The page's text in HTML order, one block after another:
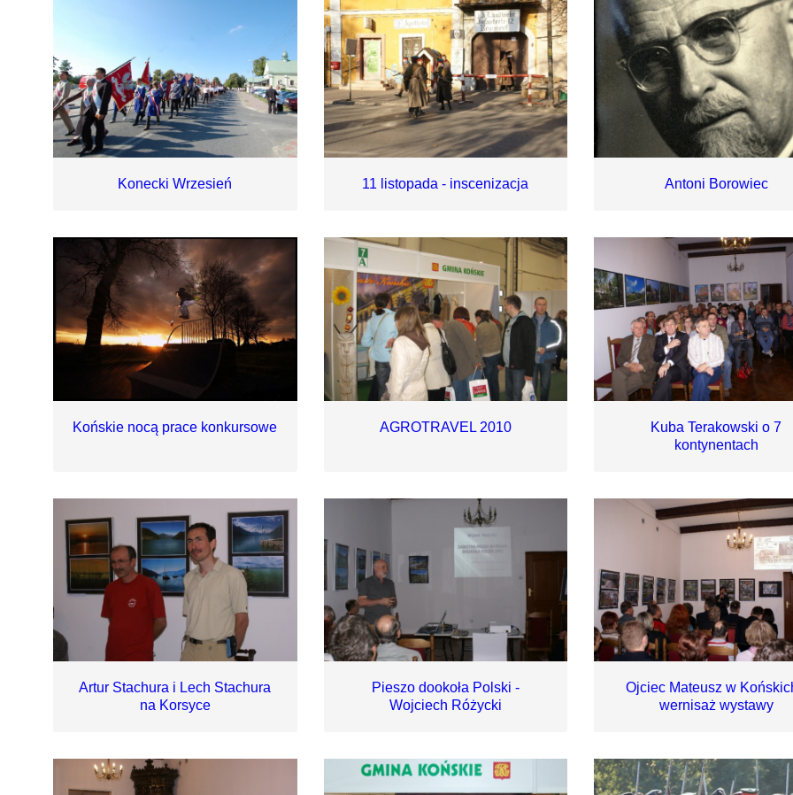
Konecki Wrzesień 11 listopada - inscenizacja Antoni Borowiec
Końskie nocą prace konkursowe AGROTRAVEL 2010
Kuba Terakowski o 7
kontynentach
Artur Stachura i Lech Stachura
na Korsyce
Pieszo dookoła Polski -
Wojciech Różycki
Ojciec Mateusz w
wernisaż wystawy